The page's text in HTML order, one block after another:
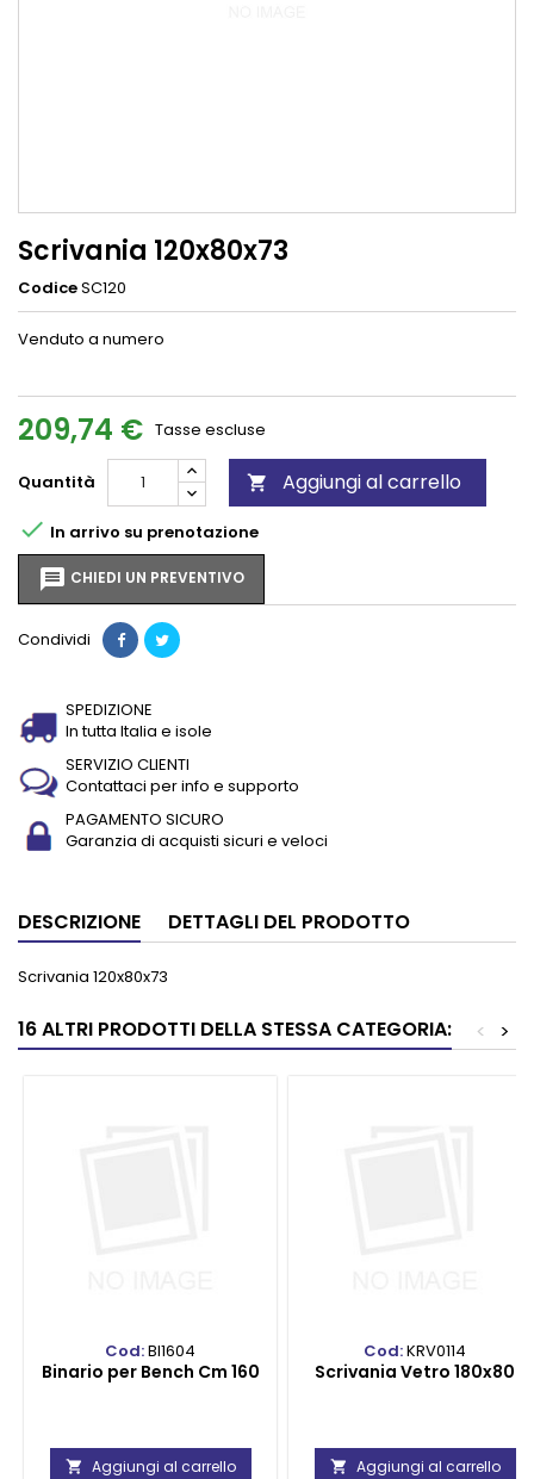
Scrivania 120x80x73
CodiceSC120
Venduto a numero
209,74 € Tasse escluse
Quantità  Aggiungi al carrello
 In arrivo su prenotazione
message CHIEDI UN PREVENTIVO
Condividi
SPEDIZIONE
In tutta Italia e isole
SERVIZIO CLIENTI
Contattaci per info e supporto
PAGAMENTO SICURO
Garanzia di acquisti sicuri e veloci
DESCRIZIONE DETTAGLI DEL PRODOTTO
Scrivania 120x80x73
16 ALTRI PRODOTTI DELLA STESSA CATEGORIA: >
<
Cod:BI1604
Binario per Bench Cm 160
 Aggiungi al carrello
Cod:KRV0114
Scrivania Vetro 180x80
 Aggiungi al carrello